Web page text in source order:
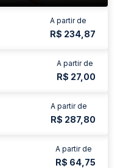
A partir de
R$ 234,87
A partir de
R$ 27,00
A partir de
R$ 287,80
A partir de
R$ 64,75